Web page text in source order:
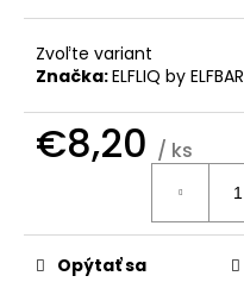
Zvoľte variant
Značka:ELFLIQ by ELFBAR
€8,20 / ks
Opýtať sa
O
d
p
č
a